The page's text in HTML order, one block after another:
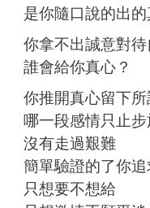
是你隨口說的出的
你拿不出誠意對
誰會給你真心？
你推開真心留下
哪一段感情只止
沒有走過艱難
簡單驗證的了你追
只想要不想給